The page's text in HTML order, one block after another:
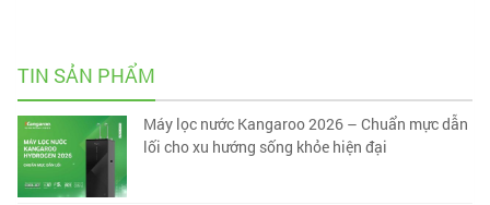
TIN SẢN PHẨM
Máy lọc nước Kangaroo 2026 – Chuẩn mực dẫn
lối cho xu hướng sống khỏe hiện đại